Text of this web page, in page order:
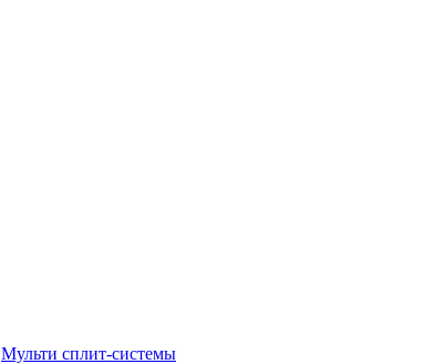
Мульти сплит-системы